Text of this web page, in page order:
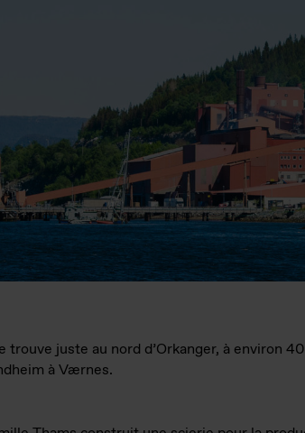
trouve juste au nord d’Orkanger, à environ
à Værnes.